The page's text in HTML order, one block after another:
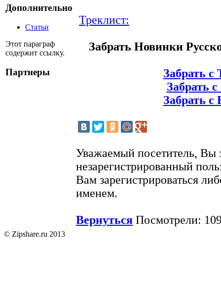
Дополнительно
Статьи
Этот параграф
содержит ссылку.
Партнеры
Треклист:
Забрать Новинки
Забрать с
Забрать
Забрать с
Уважаемый посетитель, Вы
незарегистрированный
Вам зарегистрироваться
именем.
Вернуться Посмотрели:
© Zipshare.ru 2013